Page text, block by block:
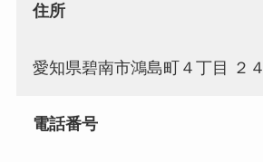
住所
愛知県碧南市鴻島町４丁目 ２４
電話番号